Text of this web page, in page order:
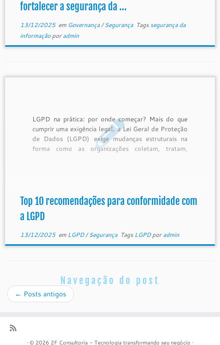
fortalecer a segurança da ...
13/12/2025em Governança/Segurança Tags segurança da
informaçãoporadmin
LGPD na prática: por onde começar? Mais do que
cumprir uma exigência legal, a Lei Geral de Proteção
de Dados (LGPD) exige mudanças estruturais na
forma como as organizações coletam, tratam,
Top 10 recomendações para conformidade com
a LGPD
13/12/2025em LGPD/Segurança Tags LGPDporadmin
Navegação do post
← Posts antigos
· © 2026 2F Consultoria - Tecnologia transformando seu negócio ·